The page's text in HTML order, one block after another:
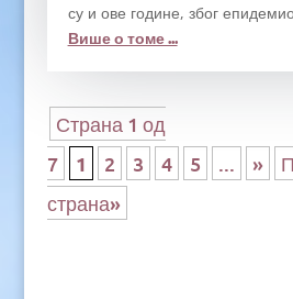
су и ове године, због
Више о томе ...
Страна 1 од
7
1 2 3 4 5 ... »
страна»